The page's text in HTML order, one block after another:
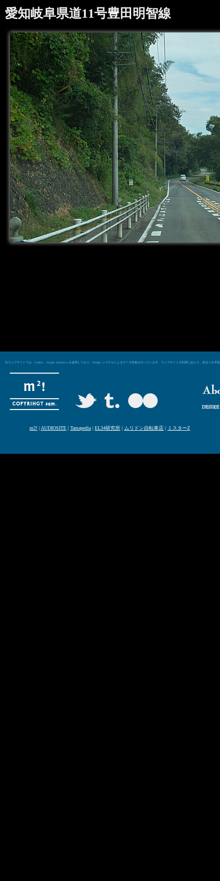
愛知岐阜県道11号豊田明智線
当ウェブサイトでは、Cookie、Google Analytics を使用しており、Google シグナルによるデータ収集を行っています。ウェブサイトの利用にあたり、然るべき
m2! | AUDIOSITE | Tamapedia | EL34研究所 | ムリドン自転車店 | ミスターZ